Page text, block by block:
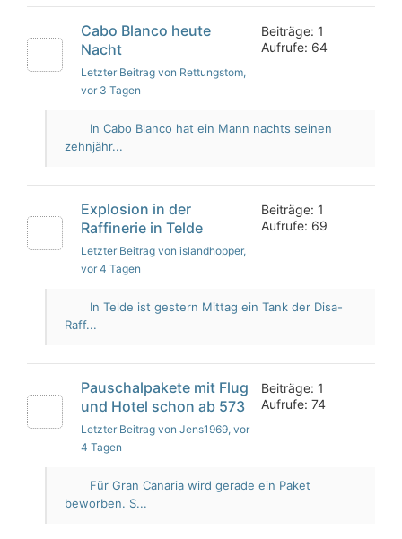
Cabo Blanco heute
Nacht
Letzter Beitrag von Rettungstom,
vor 3 Tagen
Beiträge: 1
Aufrufe: 64
In Cabo Blanco hat ein Mann nachts seinen
zehnjähr...
Explosion in der
Raffinerie in Telde
Letzter Beitrag von islandhopper,
vor 4 Tagen
Beiträge: 1
Aufrufe: 69
In Telde ist gestern Mittag ein Tank der Disa-
Raff...
Pauschalpakete mit Flug
und Hotel schon ab 573
Letzter Beitrag von Jens1969, vor
4 Tagen
Beiträge: 1
Aufrufe: 74
Für Gran Canaria wird gerade ein Paket
beworben. S...